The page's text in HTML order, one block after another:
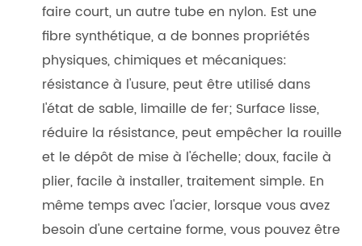
faire court, un autre tube en nylon. Est une
fibre synthétique, a de bonnes propriétés
physiques, chimiques et mécaniques:
résistance à l'usure, peut être utilisé dans
l'état de sable, limaille de fer; Surface lisse,
réduire la résistance, peut empêcher la rouille
et le dépôt de mise à l'échelle; doux, facile à
plier, facile à installer, traitement simple. En
même temps avec l'acier, lorsque vous avez
besoin d'une certaine forme, vous pouvez être